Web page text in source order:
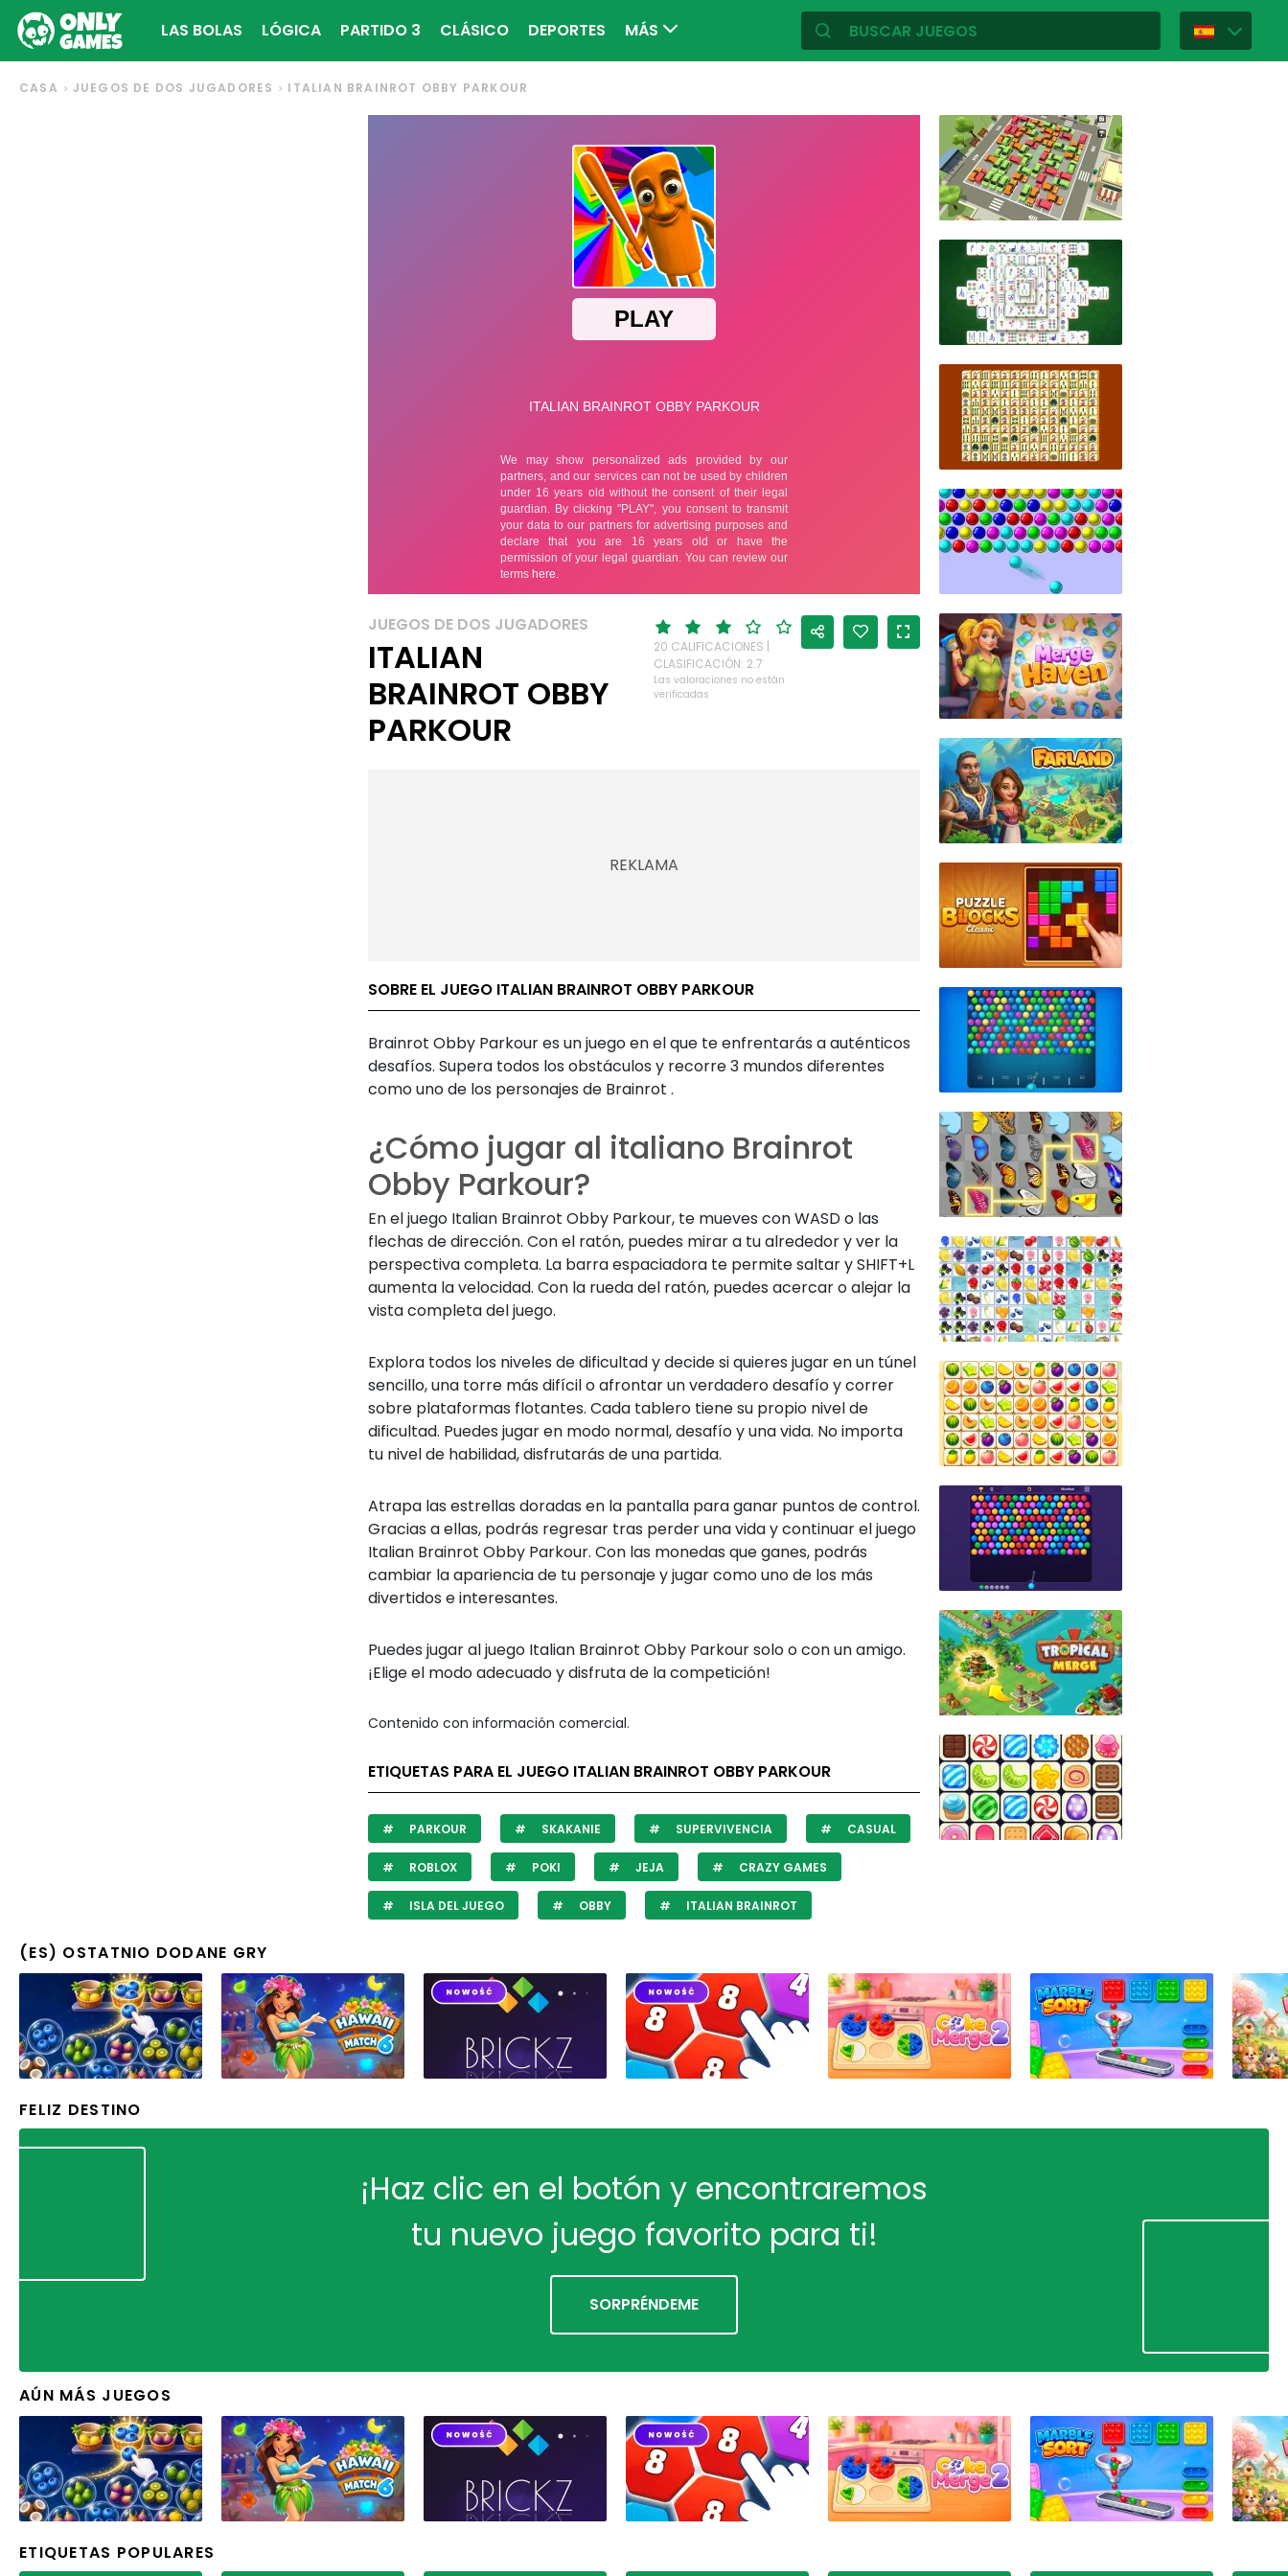
LAS BOLAS LÓGICA PARTIDO 3 CLÁSICO DEPORTES MÁS
CASA JUEGOS DE DOS JUGADORES ITALIAN BRAINROT OBBY PARKOUR
JUEGOS DE DOS JUGADORES
ITALIAN
BRAINROT OBBY
PARKOUR
20 CALIFICACIONES |
CLASIFICACIÓN: 2.7
Las valoraciones no están
verificadas
SOBRE EL JUEGO ITALIAN BRAINROT OBBY PARKOUR
Brainrot Obby Parkour es un juego en el que te enfrentarás a auténticos
desafíos. Supera todos los obstáculos y recorre3 mundos diferentes
como uno de los personajes de Brainrot .
¿Cómo jugar al italiano Brainrot
Obby Parkour?
En el juego Italian Brainrot Obby Parkour, te mueves con WASD o las
flechas de dirección. Con el ratón, puedes mirar a tu alrededor y ver la
perspectiva completa. La barra espaciadora te permite saltar y SHIFT+L
aumenta la velocidad. Con la rueda del ratón, puedes acercar o alejar la
vista completa del juego.
Explora todos los niveles de dificultad y decide si quieres jugar en un túnel
sencillo, una torre más difícil o afrontar un verdadero desafío y correr
sobre plataformas flotantes. Cada tablero tiene su propio nivel de
dificultad. Puedes jugar en modo normal, desafío y una vida. No importa
tu nivel de habilidad, disfrutarás de una partida.
Atrapa las estrellas doradas en la pantalla para ganar puntos de control.
Gracias a ellas, podrás regresar tras perder una vida y continuar el juego
Italian Brainrot Obby Parkour. Con las monedas que ganes, podrás
cambiar la apariencia de tu personaje y jugar como uno de los más
divertidos e interesantes.
Puedes jugar al juego Italian Brainrot Obby Parkour solo o con un amigo.
¡Elige el modo adecuado y disfruta de la competición!
Contenido con información comercial.
ETIQUETAS PARA EL JUEGO ITALIAN BRAINROT OBBY PARKOUR
PARKOUR SKAKANIE SUPERVIVENCIA CASUAL
ROBLOX POKI JEJA CRAZY GAMES
ISLA DEL JUEGO OBBY ITALIAN BRAINROT
(ES) OSTATNIO DODANE GRY
FELIZ DESTINO
¡Haz clic en el botón y encontraremos
tu nuevo juego favorito para ti!
SORPRÉNDEME
AÚN MÁS JUEGOS
ETIQUETAS POPULARES